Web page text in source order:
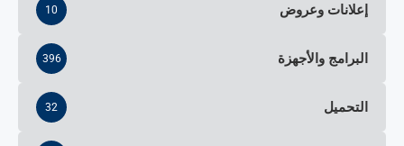
إعلانات وعروض 10
البرامج والأجهزة 396
التحميل 32